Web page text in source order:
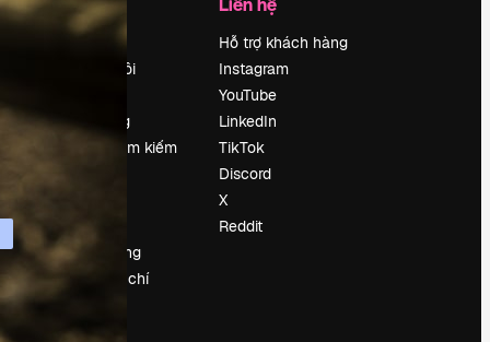
Về chúng tôi
Tuyển dụng
Xu hướng tìm kiếm
Slidesgo
Bán nội dung
Phòng báo chí
Tìm kiếm
magnific.ai
Hỗ trợ khách hàng
Instagram
YouTube
LinkedIn
TikTok
Discord
X
Reddit